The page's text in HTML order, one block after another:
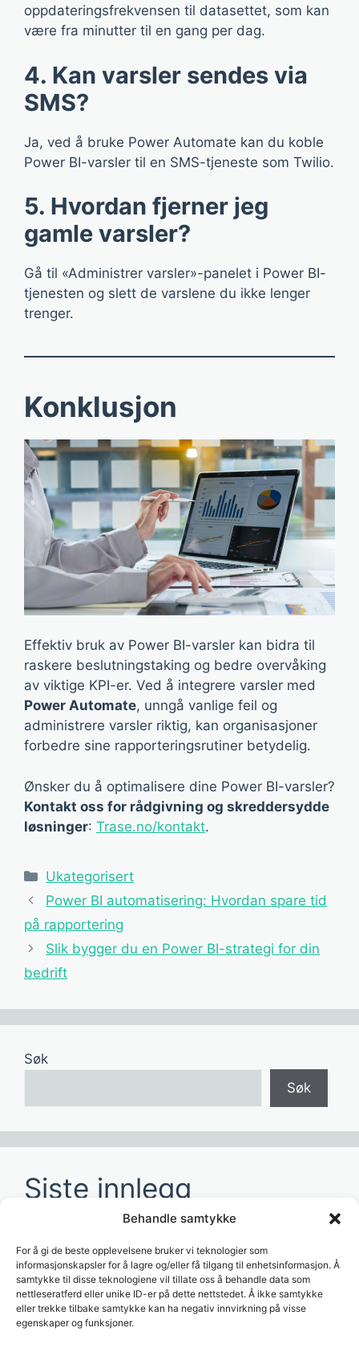
Behandle samtykke
For å gi de beste opplevelsene bruker vi teknologier som
informasjonskapsler for å lagre og/eller få tilgang til enhetsinformasjon. Å
samtykke til disse teknologiene vil tillate oss å behandle data som
nettleseratferd eller unike ID-er på dette nettstedet. Å ikke samtykke
eller trekke tilbake samtykke kan ha negativ innvirkning på visse
egenskaper og funksjoner.
oppdateringsfrekvensen til datasettet, som kan
være fra minutter til en gang per dag.
4. Kan varsler sendes via
SMS?
Ja, ved å bruke Power Automate kan du koble
Power BI-varsler til en SMS-tjeneste som Twilio.
5. Hvordan fjerner jeg
gamle varsler?
Gå til «Administrer varsler»-panelet i Power BI-
tjenesten og slett de varslene du ikke lenger
trenger.
Konklusjon
Effektiv bruk av Power BI-varsler kan bidra til
raskere beslutningstaking og bedre overvåking
av viktige KPI-er. Ved å integrere varsler med
Power Automate, unngå vanlige feil og
administrere varsler riktig, kan organisasjoner
forbedre sine rapporteringsrutiner betydelig.
Ønsker du å optimalisere dine Power BI-varsler?
Kontakt oss for rådgivning og skreddersydde
løsninger: Trase.no/kontakt.
Kategorier
Ukategorisert
Power BI automatisering: Hvordan spare tid
på rapportering
Slik bygger du en Power BI-strategi for din
bedrift
Søk
Søk
Siste innlegg
Hvordan redusere tid brukt på manuelle
rapporter?
Hvordan lage dashboards for ledelsen?
Hvordan bruke AI til å analysere
forretningsdata?